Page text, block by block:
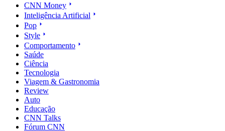
CNN Money
Inteligência Artificial
Pop
Style
Comportamento
Saúde
Ciência
Tecnologia
Viagem & Gastronomia
Review
Auto
Educação
CNN Talks
Fórum CNN